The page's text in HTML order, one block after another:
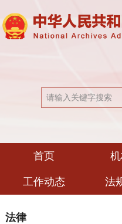
首页
工作动态 法
法律